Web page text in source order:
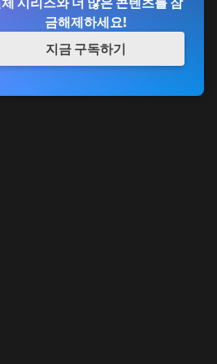
금해제하세요!
지금 구독하기